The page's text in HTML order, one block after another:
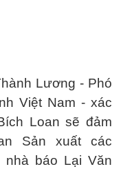
Lương - Phó
Việt Nam - xác
Loan sẽ đảm
Sản xuất các
báo Lại Văn